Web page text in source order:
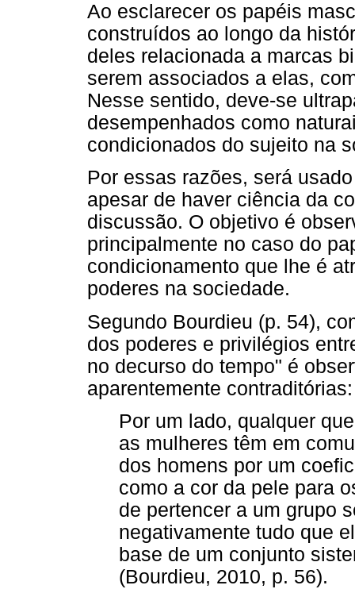
Ao esclarecer os papéis
construídos ao longo da
deles relacionada a marcas
serem associados a elas,
Nesse sentido, deve-se
desempenhados como
condicionados do sujeito na
Por essas razões, será
apesar de haver ciência da
discussão. O objetivo é
principalmente no caso do
condicionamento que lhe é
poderes na sociedade.
Segundo Bourdieu (p. 54),
dos poderes e privilégios
no decurso do tempo" é
aparentemente contraditórias:
Por um lado, qualquer
as mulheres têm em
dos homens por um
como a cor da pele para
de pertencer a um grupo
negativamente tudo que
base de um conjunto
(Bourdieu, 2010, p. 56).